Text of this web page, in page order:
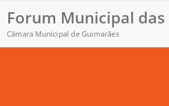
Forum Municipal
Câmara Municipal de Guimarães